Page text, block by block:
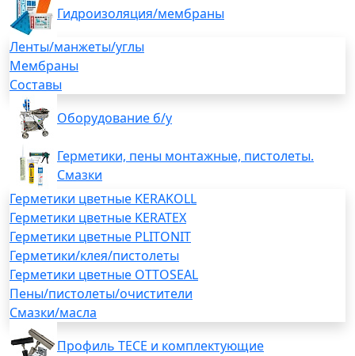
Гидроизоляция/мембраны
Ленты/манжеты/углы
Мембраны
Составы
Оборудование б/у
Герметики, пены монтажные, пистолеты.
Смазки
Герметики цветные KERAKOLL
Герметики цветные KERATEX
Герметики цветные PLITONIT
Герметики/клея/пистолеты
Герметики цветные OTTOSEAL
Пены/пистолеты/очистители
Смазки/масла
Профиль TECE и комплектующие